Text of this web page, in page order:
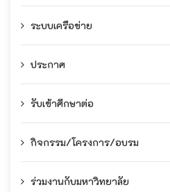
ระบบเครือข่าย
ประกาศ
รับเข้าศึกษาต่อ
กิจกรรม/โครงการ/อบรม
ร่วมงานกับมหาวิทยาลัย